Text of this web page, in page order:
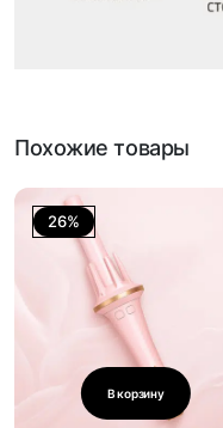
Похожие товары
26%
В корзину